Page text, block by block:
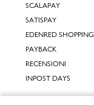
SCALAPAY
SATISPAY
EDENRED SHOPPING
PAYBACK
RECENSIONI
INPOST DAYS